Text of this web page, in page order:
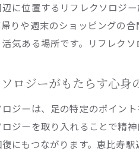
に位置するリフレクソロジ
りや週末のショッピングの
気ある場所です。リフレク
ソロジーがもたらす心身
ロジーは、足の特定のポイン
ロジーを取り入れることで精
にもつながります。恵比寿